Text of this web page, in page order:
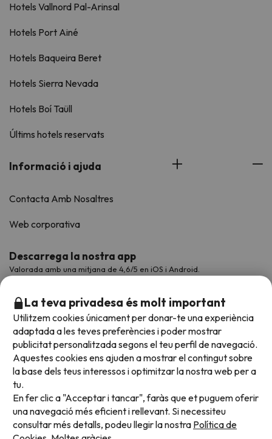
Hotels Vallnord Pal-Arinsal
Hotels Port Ainé
Hotels Baqueira Beret
Hotels Sierra Nevada
Hotels Boí Taüll
Últims hotels reservats
Informació i ajuda
Contacta Amb Nosaltres
Web corporativa
Descarrega la nostra app
Valorada amb una mitjana de 4,6/5 en iOS i Android.
Acceptem
La teva privadesa és molt important
Utilitzem cookies únicament per donar-te una experiència
adaptada a les teves preferències i poder mostrar
publicitat personalitzada segons el teu perfil de navegació.
Aquestes cookies ens ajuden a mostrar el contingut sobre
la base dels teus interessos i optimitzar la nostra web per a
tu.
En fer clic a "Acceptar i tancar", faràs que et puguem oferir
una navegació més eficient i rellevant. Si necessiteu
consultar més detalls, podeu llegir la nostra Política de